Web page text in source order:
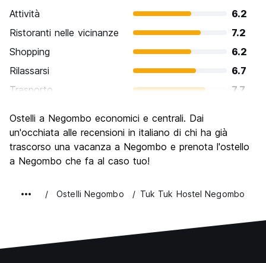
Attività
6.2
Ristoranti nelle vicinanze
7.2
Shopping
6.2
Rilassarsi
6.7
Trasporto
7.7
Luoghi di interesse culturale
Festa / Vita notturna
5.6
Qualita' Prezzo
Ostelli a Negombo economici e centrali. Dai
un'occhiata alle recensioni in italiano di chi ha già
trascorso una vacanza a Negombo e prenota l'ostello
a Negombo che fa al caso tuo!
Ostelli Negombo Tuk Tuk Hostel Negombo